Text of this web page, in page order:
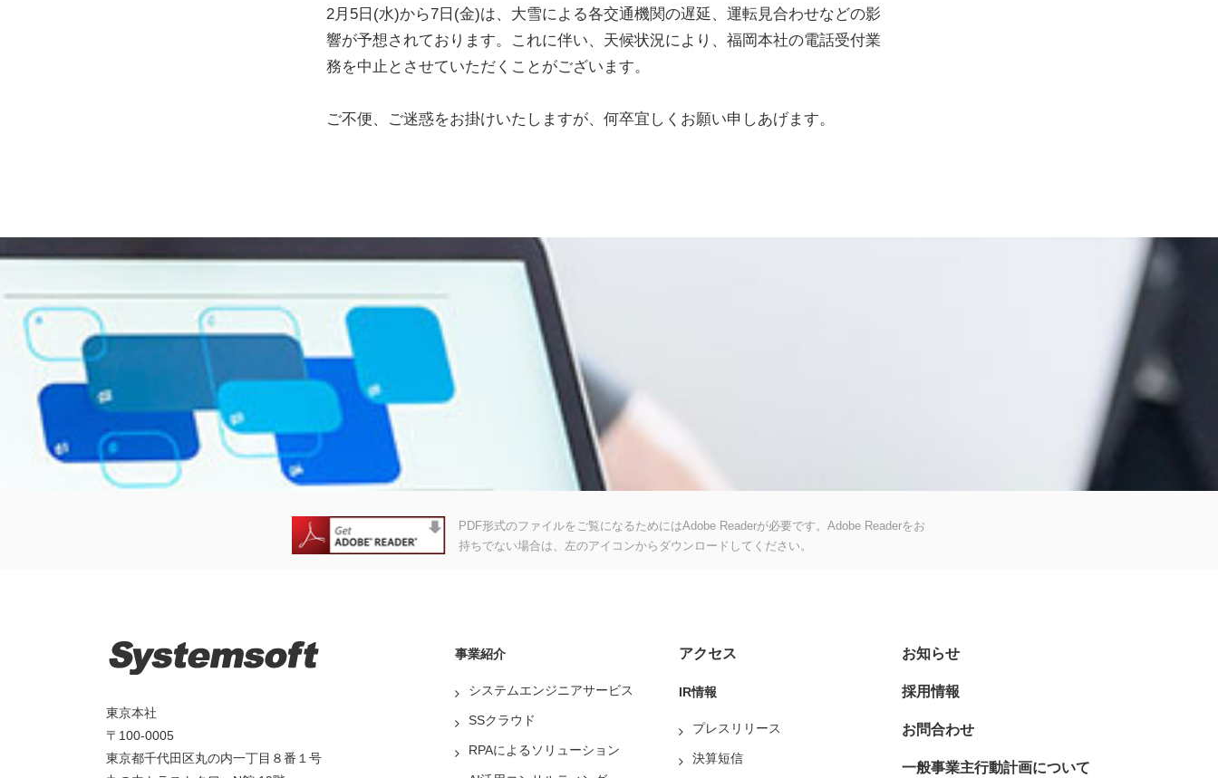
2月5日(水)から7日(金)は、大雪による各交通機関の遅延、運転見合わせなどの影
響が予想されております。これに伴い、天候状況により、福岡本社の電話受付業
務を中止とさせていただくことがございます。
ご不便、ご迷惑をお掛けいたしますが、何卒宜しくお願い申しあげます。
PDF形式のファイルをご覧になるためにはAdobe Readerが必要です。Adobe Readerをお
持ちでない場合は、左のアイコンからダウンロードしてください。
東京本社
〒100-0005
東京都千代田区丸の内一丁目８番１号
事業紹介
システムエンジニアサービス
SSクラウド
RPAによるソリューション
アクセス
IR情報
プレスリリース
決算短信
お知らせ
採用情報
お問合わせ
一般事業主行動計画について